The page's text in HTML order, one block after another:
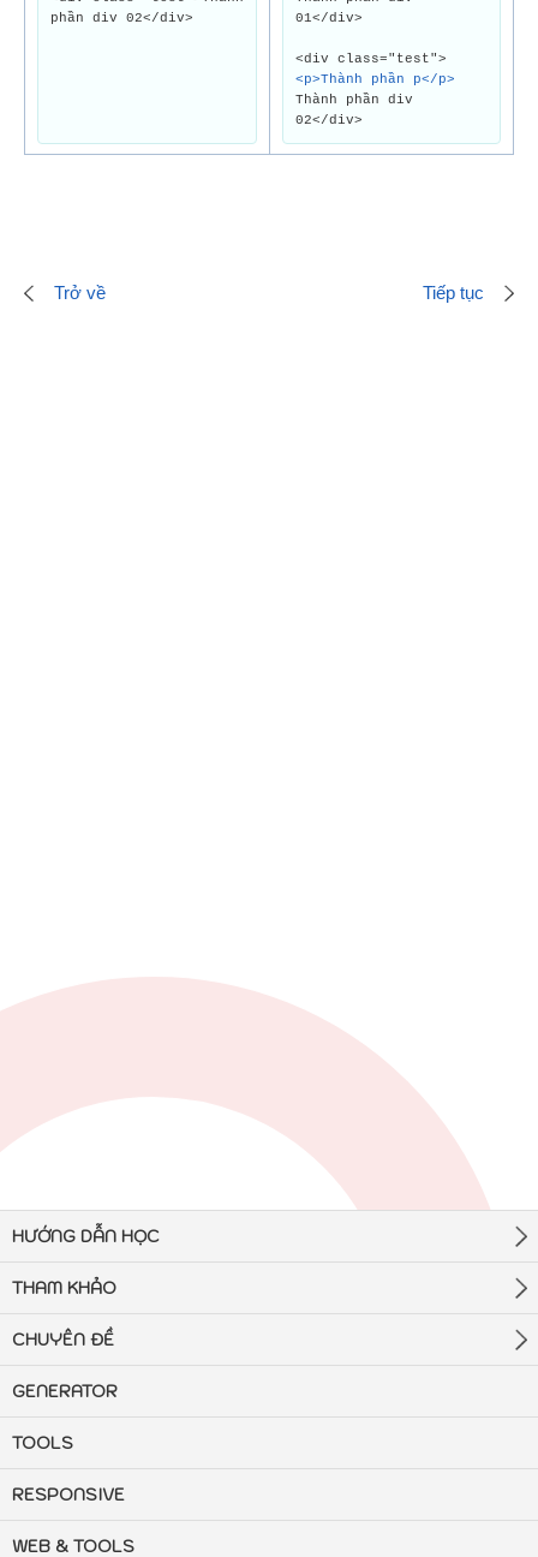
phần div 02</div>
01</div>
<div class="test">
<p>Thành phần p</p>
Thành phần div
02</div>
Trở về Tiếp tục
HƯỚNG DẪN HỌC
THAM KHẢO
CHUYÊN ĐỀ
GENERATOR
TOOLS
RESPONSIVE
WEB & TOOLS